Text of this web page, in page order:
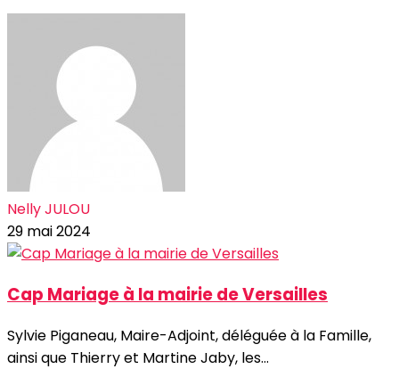
Nelly JULOU
29 mai 2024
Cap Mariage à la mairie de Versailles
Sylvie Piganeau, Maire-Adjoint, déléguée à la Famille,
ainsi que Thierry et Martine Jaby, les...